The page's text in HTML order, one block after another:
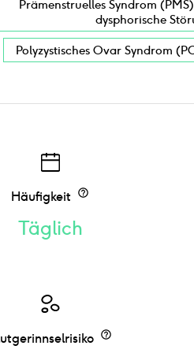
Prämenstruelles Syndrom
dysphorische
Polyzystisches Ovar Syndrom
Häufigkeit
Täglich